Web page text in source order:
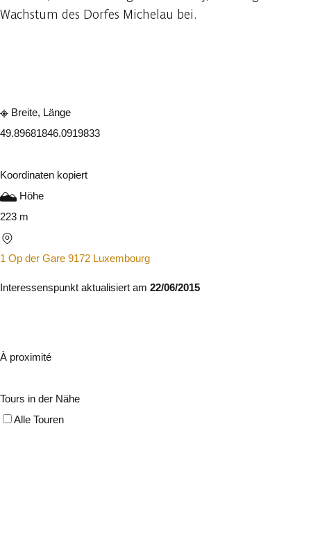
Wachstum des Dorfes Michelau bei.
Breite, Länge
49.89681846.0919833
Koordinaten kopiert
Höhe
223 m
1 Op der Gare 9172 Luxembourg
Interessenspunkt aktualisiert am 22/06/2015
À proximité
Tours in der Nähe
Alle Touren